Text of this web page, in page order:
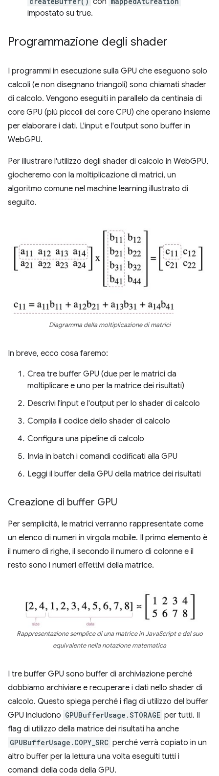
impostato su true.
Programmazione degli shader
I programmi in esecuzione sulla GPU che eseguono solo
calcoli (e non disegnano triangoli) sono chiamati shader
di calcolo. Vengono eseguiti in parallelo da centinaia di
core GPU (più piccoli dei core CPU) che operano insieme
per elaborare i dati. L'input e l'output sono buffer in
WebGPU.
Per illustrare l'utilizzo degli shader di calcolo in WebGPU,
giocheremo con la moltiplicazione di matrici, un
algoritmo comune nel machine learning illustrato di
seguito.
Diagramma della moltiplicazione di matrici
In breve, ecco cosa faremo:
Crea tre buffer GPU (due per le matrici da
moltiplicare e uno per la matrice dei risultati)
Descrivi l'input e l'output per lo shader di calcolo
Compila il codice dello shader di calcolo
Configura una pipeline di calcolo
Invia in batch i comandi codificati alla GPU
Leggi il buffer della GPU della matrice dei risultati
Creazione di buffer GPU
Per semplicità, le matrici verranno rappresentate come
un elenco di numeri in virgola mobile. Il primo elemento è
il numero di righe, il secondo il numero di colonne e il
resto sono i numeri effettivi della matrice.
Rappresentazione semplice di una matrice in JavaScript e del suo
equivalente nella notazione matematica
I tre buffer GPU sono buffer di archiviazione perché
dobbiamo archiviare e recuperare i dati nello shader di
calcolo. Questo spiega perché i flag di utilizzo del buffer
GPU includono GPUBufferUsage.STORAGE per tutti. Il
flag di utilizzo della matrice dei risultati ha anche
GPUBufferUsage.COPY_SRC perché verrà copiato in un
altro buffer per la lettura una volta eseguiti tutti i
comandi della coda della GPU.